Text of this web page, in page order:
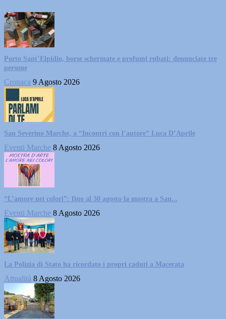
Porto Sant’Elpidio, borse schermate e profumi rubati: denunciate tre
persone
Cronaca 9 Agosto 2026
San Severino Marche, a “Incontri con l’autore” Luca D’Aprile
Eventi Marche 8 Agosto 2026
“L’amore nei colori”: fino al 30 agosto la mostra a San...
Eventi Marche 8 Agosto 2026
La Polizia di Stato ha ricordato i propri caduti a Macerata
Attualità 8 Agosto 2026